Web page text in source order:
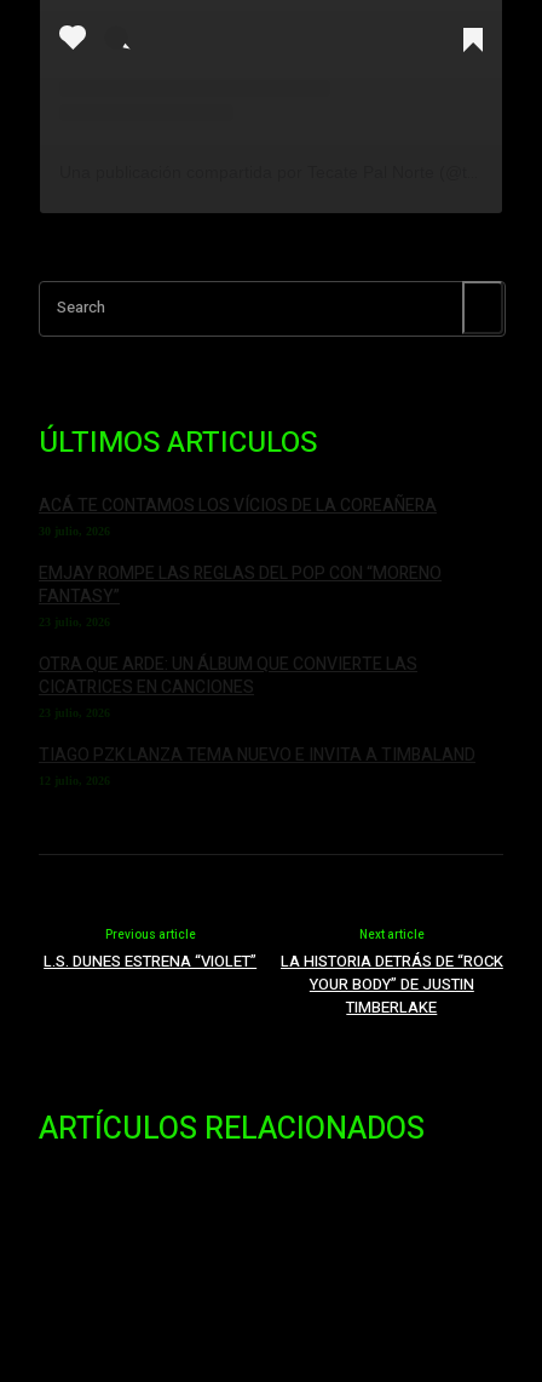
Search
ÚLTIMOS ARTICULOS
ACÁ TE CONTAMOS LOS VÍCIOS DE LA COREAÑERA
30 julio, 2026
EMJAY ROMPE LAS REGLAS DEL POP CON “MORENO
FANTASY”
23 julio, 2026
OTRA QUE ARDE: UN ÁLBUM QUE CONVIERTE LAS
CICATRICES EN CANCIONES
23 julio, 2026
TIAGO PZK LANZA TEMA NUEVO E INVITA A TIMBALAND
12 julio, 2026
Previous article
L.S. DUNES ESTRENA “VIOLET”
Next article
LA HISTORIA DETRÁS DE “ROCK
YOUR BODY” DE JUSTIN
TIMBERLAKE
ARTÍCULOS RELACIONADOS